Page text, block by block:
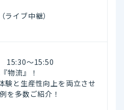
ライブ中継）
15:30～15:50
物流』！
験と生産性向上を両立させ
を多数ご紹介！